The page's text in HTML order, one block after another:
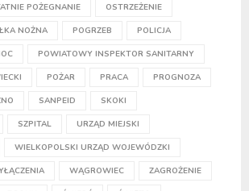
POŻEGNANIE OSTRZEŻENIE
NOŻNA POGRZEB POLICJA
POWIATOWY INSPEKTOR SANITARNY
POŻAR PRACA PROGNOZA
SANPEID SKOKI
SZPITAL URZĄD MIEJSKI
WIELKOPOLSKI URZĄD WOJEWÓDZKI
WĄGROWIEC ZAGROŻENIE